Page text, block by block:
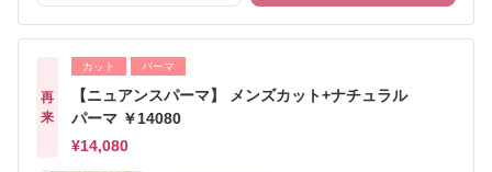
再
来
カット パーマ
【ニュアンスパーマ】 メンズカット+ナチュラル
パーマ ￥14080
¥14,080